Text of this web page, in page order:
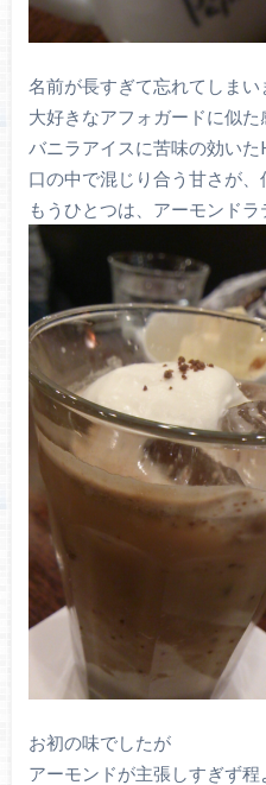
名前が長すぎて忘れてしまい
大好きなアフォガードに似た
バニラアイスに苦味の効い
口の中で混じり合う甘さが
もうひとつは、アーモンドラ
お初の味でしたが
アーモンドが主張しすぎず程